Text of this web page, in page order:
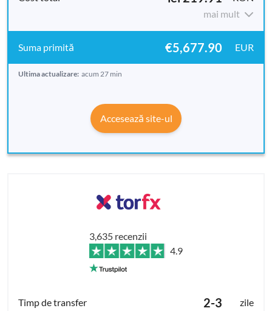
mai mult
€5,677.90 EUR
Ultima actualizare: acum 27 min
Accesează site-ul
3,635 recenzii
4.9
2-3 zile